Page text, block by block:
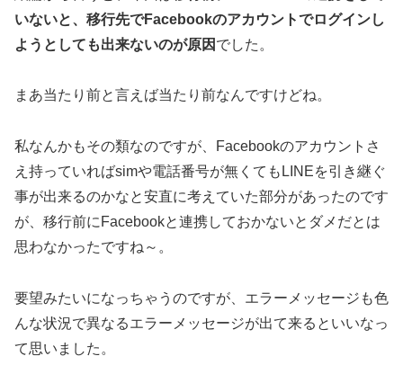
いないと、移行先でFacebookのアカウントでログインし
ようとしても出来ないのが原因 でした。
まあ当たり前と言えば当たり前なんですけどね。
私なんかもその類なのですが、Facebookのアカウントさ
え持っていればsimや電話番号が無くてもLINEを引き継ぐ
事が出来るのかなと安直に考えていた部分があったのです
が、移行前にFacebookと連携しておかないとダメだとは
思わなかったですね～。
要望みたいになっちゃうのですが、エラーメッセージも色
んな状況で異なるエラーメッセージが出て来るといいなっ
て思いました。